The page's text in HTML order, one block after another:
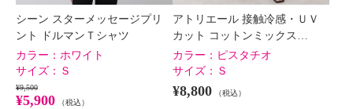
シーン スターメッセージプリ
ント ドルマンＴシャツ
カラー： ホワイト
サイズ： Ｓ
¥9,500
¥5,900 （税込）
アトリエール 接触冷感・ＵＶ
カット コットンミックス…
カラー： ピスタチオ
サイズ： Ｓ
¥8,800 （税込）